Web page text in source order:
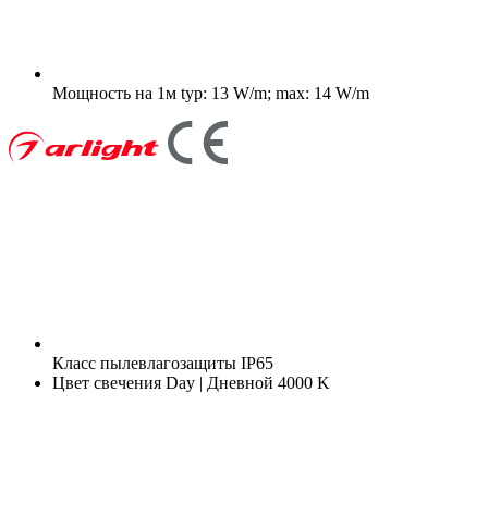
Мощность на 1м typ: 13 W/m; max: 14 W/m
Класс пылевлагозащиты IP65
Цвет свечения Day | Дневной 4000 K